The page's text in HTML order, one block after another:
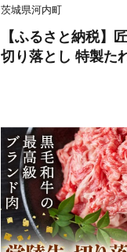
茨城県河内町
【ふるさと納税】
切り落とし 特製た
×4パック) 株式会
くブッチャーズ《
おかず【配送不可